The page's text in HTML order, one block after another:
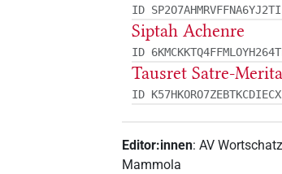
ID
Siptah Achenre
ID
Tausret Satre-
ID
Editor:innen:AV
Mammola